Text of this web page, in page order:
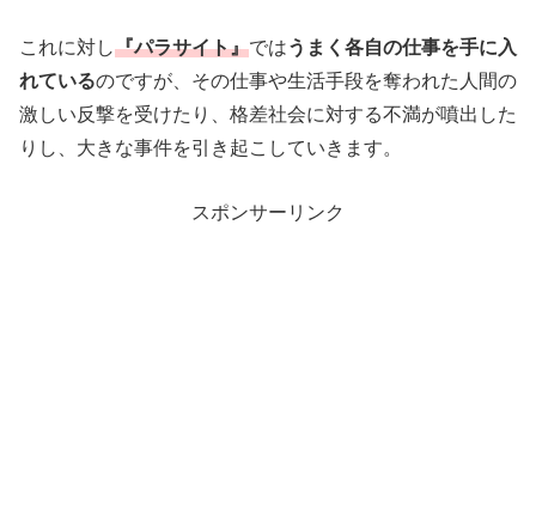
これに対し『パラサイト』ではうまく各自の仕事を手に入
れているのですが、その仕事や生活手段を奪われた人間の
激しい反撃を受けたり、格差社会に対する不満が噴出した
りし、大きな事件を引き起こしていきます。
スポンサーリンク